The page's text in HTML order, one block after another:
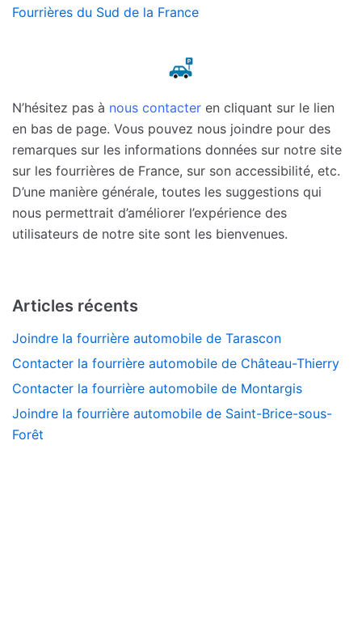
Fourrières du Sud de la France
N’hésitez pas à nous contacter en cliquant sur le lien
en bas de page. Vous pouvez nous joindre pour des
remarques sur les informations données sur notre site
sur les fourrières de France, sur son accessibilité, etc.
D’une manière générale, toutes les suggestions qui
nous permettrait d’améliorer l’expérience des
utilisateurs de notre site sont les bienvenues.
Articles récents
Joindre la fourrière automobile de Tarascon
Contacter la fourrière automobile de Château-Thierry
Contacter la fourrière automobile de Montargis
Joindre la fourrière automobile de Saint-Brice-sous-
Forêt